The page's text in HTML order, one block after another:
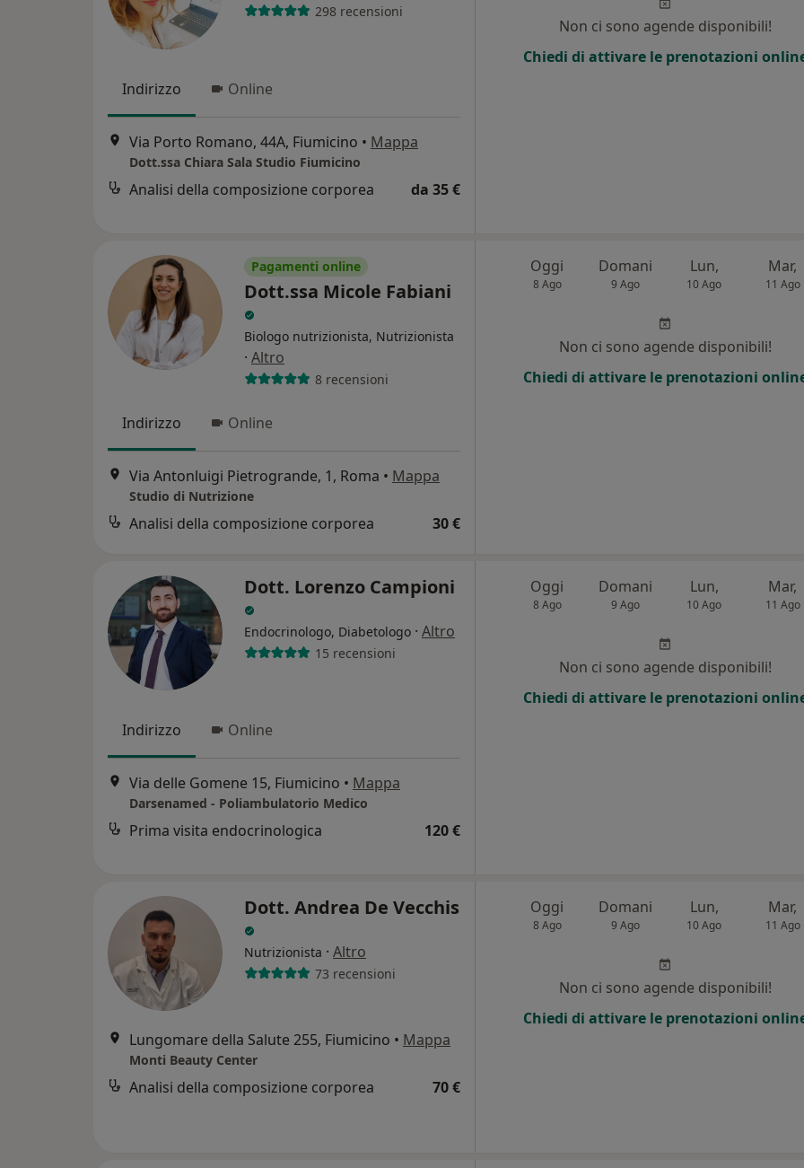
298 recensioni
Indirizzo Online
Via Porto Romano, 44A, Fiumicino • Mappa
Dott.ssa Chiara Sala Studio Fiumicino
Analisi della composizione corporea da 35 €
Non ci sono agende disponibili!
Chiedi di attivare le prenotazioni
Pagamenti online
Dott.ssa Micole Fabiani
Biologo nutrizionista, Nutrizionista
· Altro
8 recensioni
Indirizzo Online
Via Antonluigi Pietrogrande, 1, Roma • Mappa
Studio di Nutrizione
Analisi della composizione corporea 30 €
Oggi
8 Ago
Domani
9 Ago
Lun,
10 Ago
Mar,
11 Ago
Non ci sono agende disponibili!
Chiedi di attivare le prenotazioni
Dott. Lorenzo Campioni
Endocrinologo, Diabetologo · Altro
15 recensioni
Indirizzo Online
Via delle Gomene 15, Fiumicino • Mappa
Darsenamed - Poliambulatorio Medico
Prima visita endocrinologica 120 €
Oggi
8 Ago
Domani
9 Ago
Lun,
10 Ago
Mar,
11 Ago
Non ci sono agende disponibili!
Chiedi di attivare le prenotazioni
Dott. Andrea De Vecchis
Nutrizionista · Altro
73 recensioni
Lungomare della Salute 255, Fiumicino • Mappa
Monti Beauty Center
Analisi della composizione corporea 70 €
Oggi
8 Ago
Domani
9 Ago
Lun,
10 Ago
Mar,
11 Ago
Non ci sono agende disponibili!
Chiedi di attivare le prenotazioni